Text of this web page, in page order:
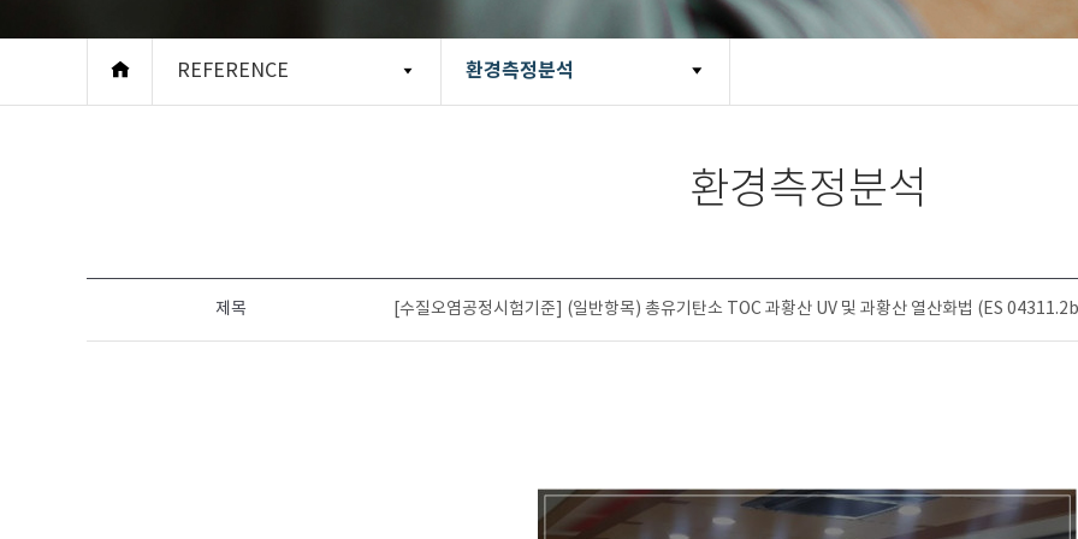
REFERENCE 환경측정분석
환경측정분석
제목 [수질오염공정시험기준] (일반항목) 총유기탄소 TOC 과황산 UV 및 과황산 열산화법 (ES